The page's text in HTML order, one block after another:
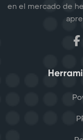
en el mercado de